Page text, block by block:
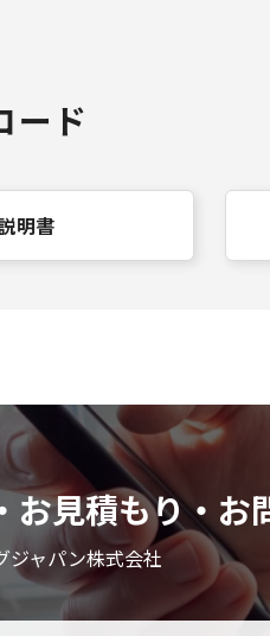
ード
明書
見積もり・お
ジャパン株式会社